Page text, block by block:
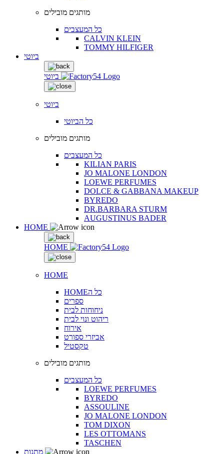
מותגים מובילים
כל המעצבים
CALVIN KLEIN
TOMMY HILFIGER
ביוטי
ביוטי
ביוטי
כל הביוטי
מותגים מובילים
כל המעצבים
KILIAN PARIS
JO MALONE LONDON
LOEWE PERFUMES
DOLCE & GABBANA MAKEUP
BYREDO
DR.BARBARA STURM
AUGUSTINUS BADER
HOME
HOME
HOME
HOMEכל ה
ספרים
ניחוחות לבית
ריהוט ונוי לבית
אירוח
אביזרי ספורט
טקסטיל
מותגים מובילים
כל המעצבים
LOEWE PERFUMES
BYREDO
ASSOULINE
JO MALONE LONDON
TOM DIXON
LES OTTOMANS
TASCHEN